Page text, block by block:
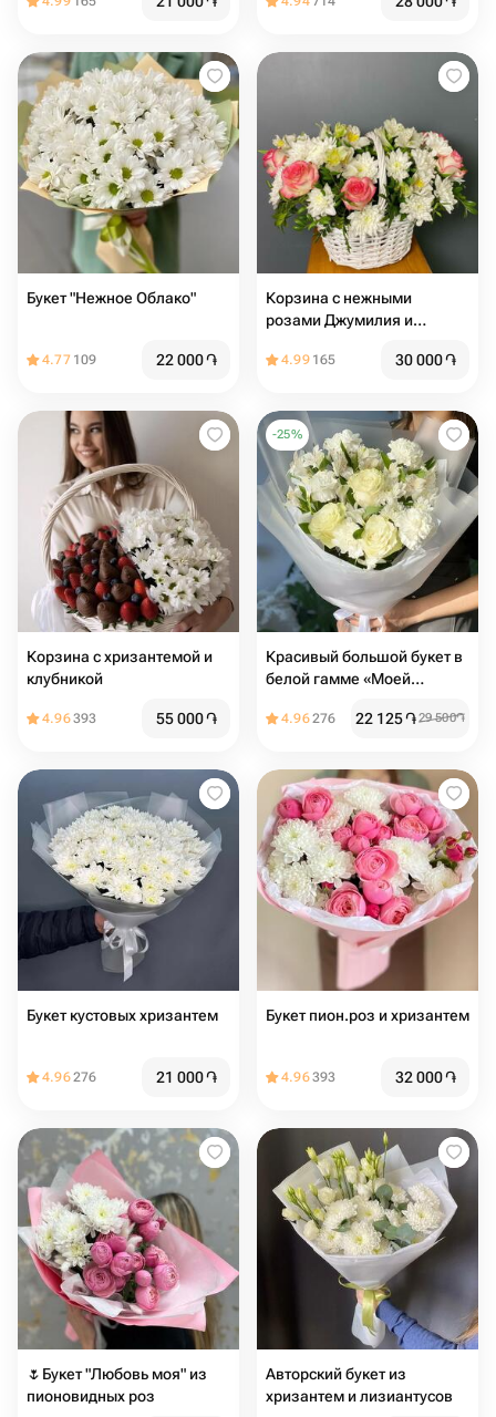
Букет "Нежное Облако"
4.77 109 22 000֏
Корзина с нежными
розами Джумилия и
4.99 165 30 000֏
Корзина с хризантемой и
клубникой
4.96393 55 000֏
-25%
Красивый большой букет в
белой гамме «Моей
4.96276 22 125֏29 500֏
Букет кустовых хризантем
4.96276 21 000֏
Букет пион.роз и хризантем
4.96393 32 000֏
🌷Букет "Любовь моя" из
пионовидных роз
Авторский букет из
хризантем и лизиантусов